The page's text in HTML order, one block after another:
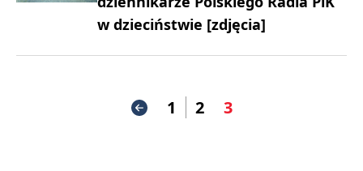
w dzieciństwie [zdjęcia]
1 2 3